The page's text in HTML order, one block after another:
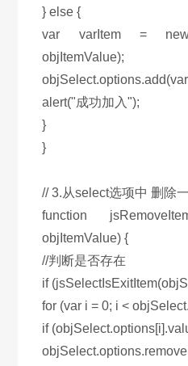
} else {
var varItem = new
objItemValue);
alert("成功加入");
}
}
// 3.从select选项中 删除
function
objItemValue) {
//判断是否存在
if
for (var i = 0; i <
if